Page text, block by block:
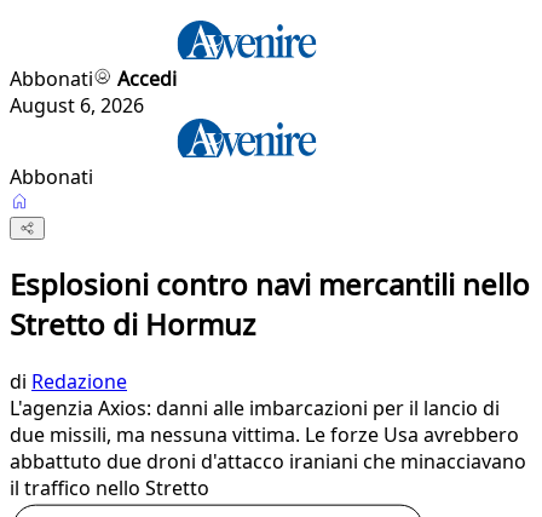
Abbonati
Accedi
August 6, 2026
Abbonati
Esplosioni contro navi mercantili nello
Stretto di Hormuz
di Redazione
L'agenzia Axios: danni alle imbarcazioni per il lancio di
due missili, ma nessuna vittima. Le forze Usa avrebbero
abbattuto due droni d'attacco iraniani che minacciavano
il traffico nello Stretto